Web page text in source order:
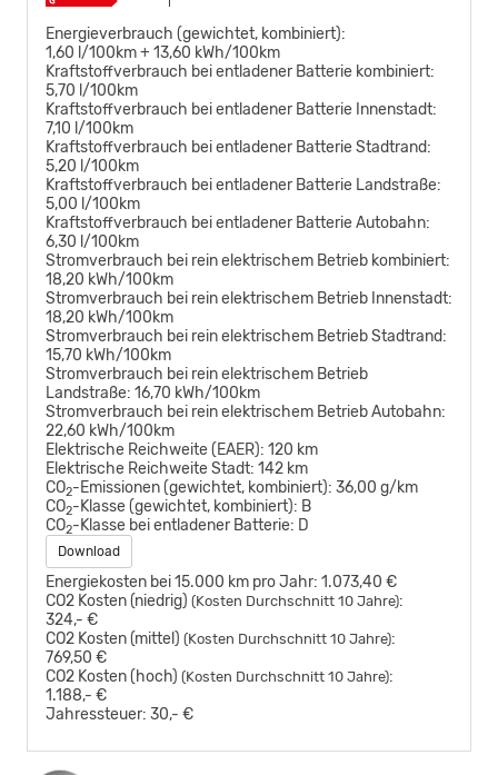
Energieverbrauch (gewichtet, kombiniert):
1,60 l/100km + 13,60 kWh/100km
Kraftstoffverbrauch bei entladener Batterie kombiniert:
5,70 l/100km
Kraftstoffverbrauch bei entladener Batterie Innenstadt:
7,10 l/100km
Kraftstoffverbrauch bei entladener Batterie Stadtrand:
5,20 l/100km
Kraftstoffverbrauch bei entladener Batterie Landstraße:
5,00 l/100km
Kraftstoffverbrauch bei entladener Batterie Autobahn:
6,30 l/100km
Stromverbrauch bei rein elektrischem Betrieb kombiniert:
18,20 kWh/100km
Stromverbrauch bei rein elektrischem Betrieb Innenstadt:
18,20 kWh/100km
Stromverbrauch bei rein elektrischem Betrieb Stadtrand:
15,70 kWh/100km
Stromverbrauch bei rein elektrischem Betrieb
Landstraße: 16,70 kWh/100km
Stromverbrauch bei rein elektrischem Betrieb Autobahn:
22,60 kWh/100km
Elektrische Reichweite (EAER): 120 km
Elektrische Reichweite Stadt: 142 km
CO2-Emissionen (gewichtet, kombiniert): 36,00 g/km
CO2-Klasse (gewichtet, kombiniert): B
CO2-Klasse bei entladener Batterie: D
Download
Energiekosten bei 15.000 km pro Jahr: 1.073,40 €
CO2 Kosten (niedrig) (Kosten Durchschnitt 10 Jahre):
324,- €
CO2 Kosten (mittel) (Kosten Durchschnitt 10 Jahre):
769,50 €
CO2 Kosten (hoch) (Kosten Durchschnitt 10 Jahre):
1.188,- €
Jahressteuer: 30,- €